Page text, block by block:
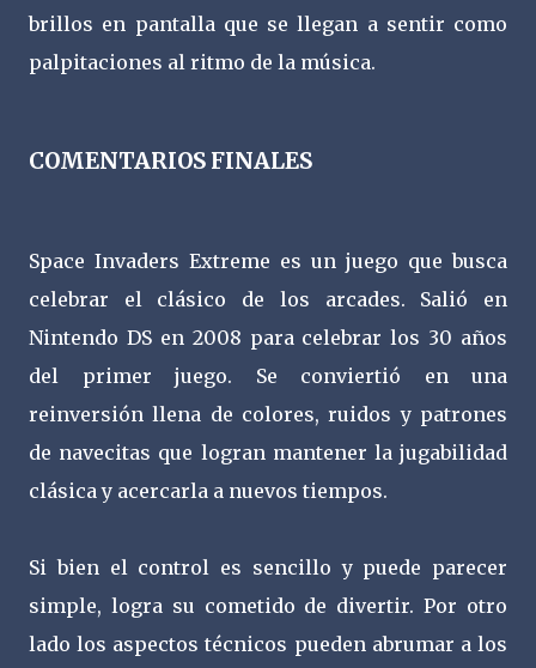
brillos en pantalla que se llegan a sentir como
palpitaciones al ritmo de la música.
COMENTARIOS FINALES
Space Invaders Extreme es un juego que busca
celebrar el clásico de los arcades. Salió en
Nintendo DS en 2008 para celebrar los 30 años
del primer juego. Se conviertió en una
reinversión llena de colores, ruidos y patrones
de navecitas que logran mantener la jugabilidad
clásica y acercarla a nuevos tiempos.
Si bien el control es sencillo y puede parecer
simple, logra su cometido de divertir. Por otro
lado los aspectos técnicos pueden abrumar a los